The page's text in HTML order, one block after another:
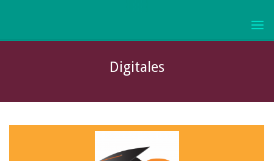
content
Digitales